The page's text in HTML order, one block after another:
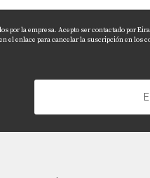
por la empresa. Acepto ser contactado por
el enlace para cancelar la suscripción en